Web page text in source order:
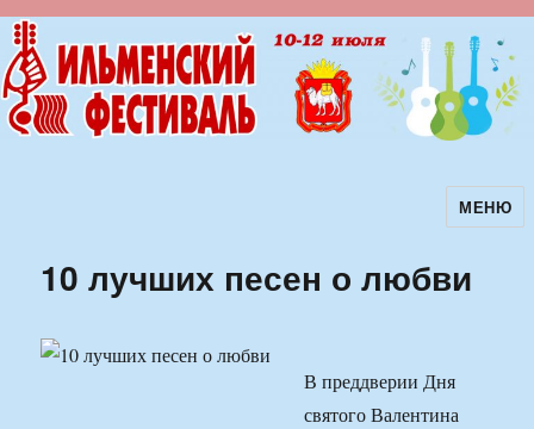
Ильменский фестиваль авторской
песни
МЕНЮ
10 лучших песен о любви
В преддверии Дня
святого Валентина